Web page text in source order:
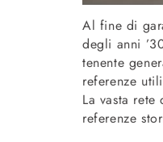
Al fine di
degli anni
tenente
referenze
La vasta
referenze